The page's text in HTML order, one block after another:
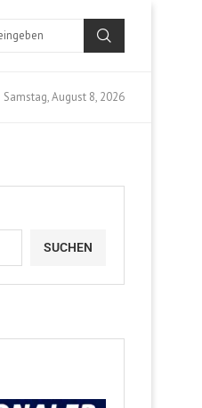
Samstag, August 8, 2026
SUCHEN